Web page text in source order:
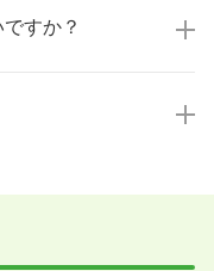
職場環境や働く人
ご判断いただけま
すか？
「転職を考え始め
分からない」とい
はWEB面接を導入
、お気軽にお申し